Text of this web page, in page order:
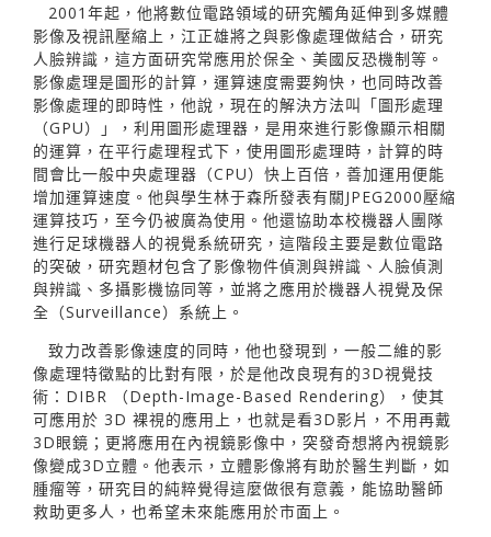
2001年起，他將數位電路領域的研究觸角延伸到多媒體
影像及視訊壓縮上，江正雄將之與影像處理做結合，研究
人臉辨識，這方面研究常應用於保全、美國反恐機制等。
影像處理是圖形的計算，運算速度需要夠快，也同時改善
影像處理的即時性，他說，現在的解決方法叫「圖形處理
（GPU）」，利用圖形處理器，是用來進行影像顯示相關
的運算，在平行處理程式下，使用圖形處理時，計算的時
間會比一般中央處理器（CPU）快上百倍，善加運用便能
增加運算速度。他與學生林于森所發表有關JPEG2000壓縮
運算技巧，至今仍被廣為使用。他還協助本校機器人團隊
進行足球機器人的視覺系統研究，這階段主要是數位電路
的突破，研究題材包含了影像物件偵測與辨識、人臉偵測
與辨識、多攝影機協同等，並將之應用於機器人視覺及保
全（Surveillance）系統上。
致力改善影像速度的同時，他也發現到，一般二維的影
像處理特徵點的比對有限，於是他改良現有的3D視覺技
術：DIBR （Depth-Image-Based Rendering），使其
可應用於 3D 裸視的應用上，也就是看3D影片，不用再戴
3D眼鏡；更將應用在內視鏡影像中，突發奇想將內視鏡影
像變成3D立體。他表示，立體影像將有助於醫生判斷，如
腫瘤等，研究目的純粹覺得這麼做很有意義，能協助醫師
救助更多人，也希望未來能應用於市面上。